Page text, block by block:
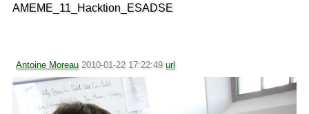
AMEME_11_Hacktion_ESADSE
Antoine Moreau 2010-01-22 17:22:49 url